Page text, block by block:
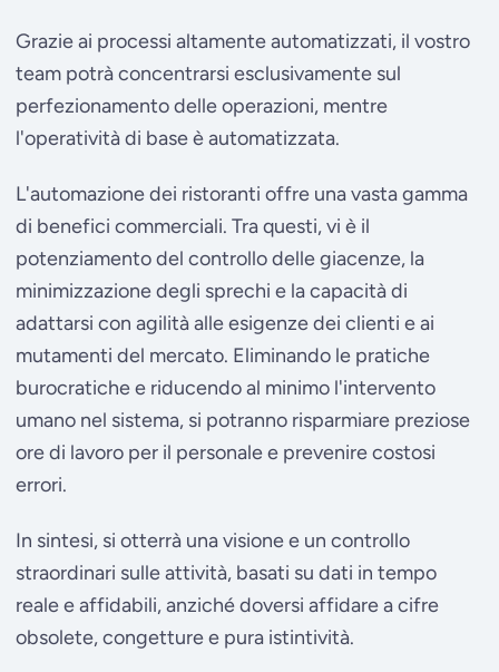
Grazie ai processi altamente automatizzati, il vostro
team potrà concentrarsi esclusivamente sul
perfezionamento delle operazioni, mentre
l'operatività di base è automatizzata.
L'automazione dei ristoranti offre una vasta gamma
di benefici commerciali. Tra questi, vi è il
potenziamento del controllo delle giacenze, la
minimizzazione degli sprechi e la capacità di
adattarsi con agilità alle esigenze dei clienti e ai
mutamenti del mercato. Eliminando le pratiche
burocratiche e riducendo al minimo l'intervento
umano nel sistema, si potranno risparmiare preziose
ore di lavoro per il personale e prevenire costosi
errori.
In sintesi, si otterrà una visione e un controllo
straordinari sulle attività, basati su dati in tempo
reale e affidabili, anziché doversi affidare a cifre
obsolete, congetture e pura istintività.